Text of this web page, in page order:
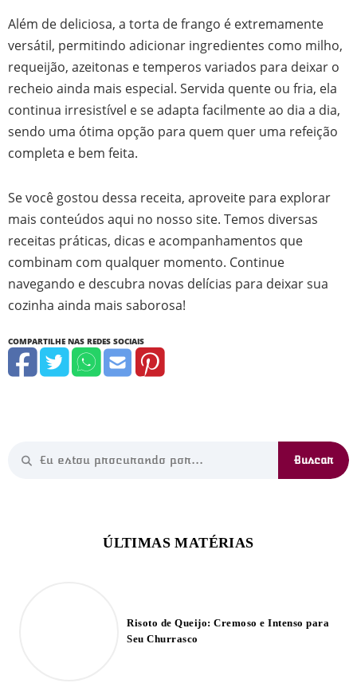
Além de deliciosa, a torta de frango é extremamente
versátil, permitindo adicionar ingredientes como milho,
requeijão, azeitonas e temperos variados para deixar o
recheio ainda mais especial. Servida quente ou fria, ela
continua irresistível e se adapta facilmente ao dia a dia,
sendo uma ótima opção para quem quer uma refeição
completa e bem feita.
Se você gostou dessa receita, aproveite para explorar
mais conteúdos aqui no nosso site. Temos diversas
receitas práticas, dicas e acompanhamentos que
combinam com qualquer momento. Continue
navegando e descubra novas delícias para deixar sua
cozinha ainda mais saborosa!
Risoto de Queijo: Cremoso e Intenso para
Seu Churrasco